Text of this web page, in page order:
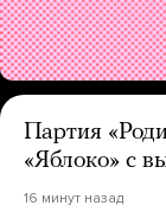
Партия
«Яблоко» с
16 минут назад